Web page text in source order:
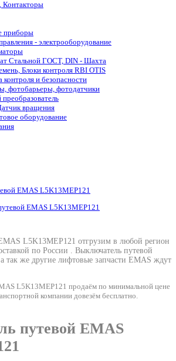
Контакторы
приборы
- электрооборудование
Стальной ГОСТ, DIN - Шахта
Блоки контроля RBI OTIS
контроля и безопасности
фотобарьеры, фотодатчики
вращения
оборудование
EMAS L5K13MEP121
L5K13MEP121 отгрузим в любой регион
по России . Выключатель путевой
так же другие лифтовые запчасти EMAS ждут
L5K13MEP121 продаём по минимальной цене
компании довезём бесплатно.
путевой EMAS